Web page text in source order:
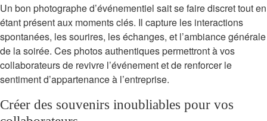
Un bon photographe d’événementiel sait se faire discret tout en
étant présent aux moments clés. Il capture les interactions
spontanées, les sourires, les échanges, et l’ambiance générale
de la soirée. Ces photos authentiques permettront à vos
collaborateurs de revivre l’événement et de renforcer le
sentiment d’appartenance à l’entreprise.
Créer des souvenirs inoubliables pour vos